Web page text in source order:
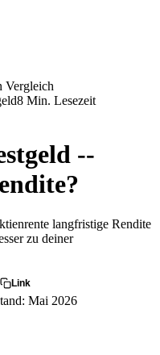
8 Min. Lesezeit
--
langfristige Rendite
zu deiner
Link
Mai 2026